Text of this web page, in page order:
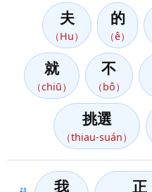
夫
（Hu）
的
（ê）
就
（chiū）
不
（bô）
挑選
（thiau-suán）
23 我 正